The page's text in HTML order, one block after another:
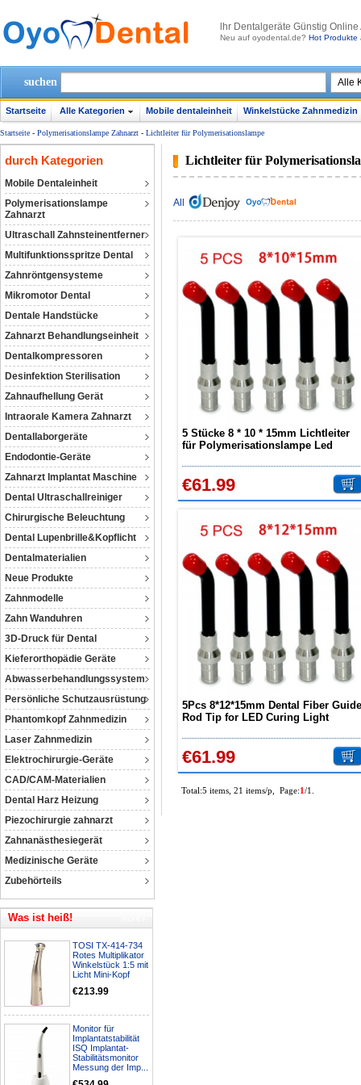
lhr Dentalgeräte Günstig
Neu auf oyodental.de? Hot Produkte
suchen
Startseite Alle Kategorien Mobile dentaleinheit Winkelstücke Zahnmedizin
Startseite - Polymerisationslampe Zahnarzt - Lichtleiter für Polymerisationslampe
durch Kategorien
Mobile Dentaleinheit
Polymerisationslampe
Zahnarzt
Ultraschall Zahnsteinentferner
Multifunktionsspritze Dental
Zahnröntgensysteme
Mikromotor Dental
Dentale Handstücke
Zahnarzt Behandlungseinheit
Dentalkompressoren‎
Desinfektion Sterilisation
Zahnaufhellung Gerät
Intraorale Kamera Zahnarzt
Dentallaborgeräte
Endodontie-Geräte
Zahnarzt Implantat Maschine
Dental Ultraschallreiniger
Chirurgische Beleuchtung
Dental Lupenbrille&Kopflicht
Dentalmaterialien
Neue Produkte
Zahnmodelle
Zahn Wanduhren
3D-Druck für Dental
Kieferorthopädie Geräte
Abwasserbehandlungssystem
Persönliche Schutzausrüstung
Phantomkopf Zahnmedizin
Laser Zahnmedizin
Elektrochirurgie-Geräte
CAD/CAM-Materialien
Dental Harz Heizung
Piezochirurgie zahnarzt
Zahnanästhesiegerät
Medizinische Geräte
Zubehörteils
Was ist heiß!
TOSI TX-414-734
Rotes Multiplikator
Winkelstück 1:5 mit
Licht Mini-Kopf
€213.99
Monitor für
Implantatstabilität
ISQ Implantat-
Stabilitätsmonitor
Messung der Imp...
Lichtleiter für
All
5 Stücke 8 * 10 * 15mm Lichtleiter
für Polymerisationslampe Led
€61.99
5Pcs 8*12*15mm Dental Fiber Guide
Rod Tip for LED Curing Light
€61.99
Total:5 items, 21 items/p, Page:1/1.